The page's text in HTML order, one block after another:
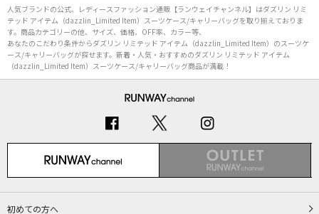
人気ブランドの公式、レディースファッション通販【ランウェイチャンネル】はダズリン リミ
テッド アイテム（dazzlin_Limited Item）スーツケース/キャリーバッグを取り揃えておりま
す。商品カテゴリーの他、サイズ、価格、OFF率、カラー等、
あなたのこだわり条件からダズリン リミテッド アイテム（dazzlin_Limited Item）のスーツケ
ース/キャリーバッグが探せます。新着・人気・おすすめのダズリン リミテッド アイテム
（dazzlin_Limited Item）スーツケース/キャリーバッグ商品が満載！
初めての方へ